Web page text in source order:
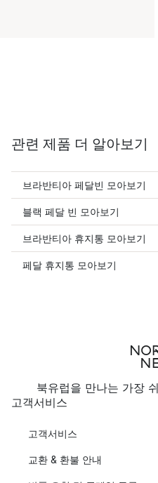
관련 제품 더 알아보기
브라반티아 페달빈 모아보기
블랙 페달 빈 모아보기
브라반티아 휴지통 모아보기
페달 휴지통 모아보기
북유럽을 만나는 가장
고객서비스
고객서비스
교환 & 환불 안내